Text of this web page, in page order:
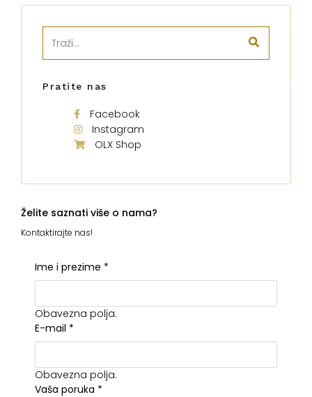
Pratite nas
Facebook
Instagram
OLX Shop
Želite saznati više o nama?
Kontaktirajte nas!
Ime i prezime *
Obavezna polja.
E-mail *
Obavezna polja.
Vaša poruka *